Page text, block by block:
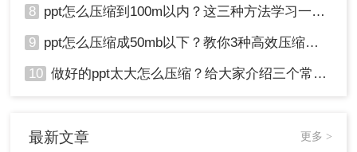
8 ppt怎么压缩到100m以内？这三种方法学习一下！
9 ppt怎么压缩成50mb以下？教你3种高效压缩方法！
10 做好的ppt太大怎么压缩？给大家介绍三个常用办法！
最新文章 更多 >